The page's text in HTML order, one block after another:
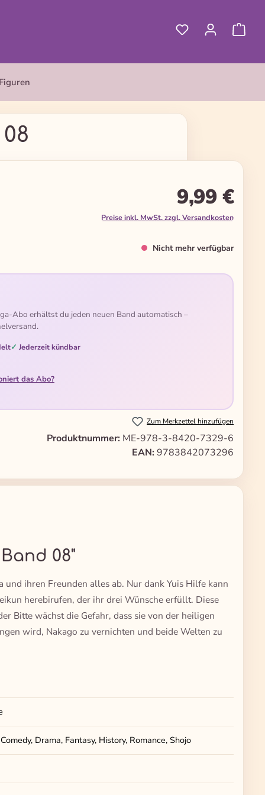
9,99 €
Preise inkl. MwSt. zzgl. Versandkosten
Nicht mehr verfügbar
Abo erhältst du jeden neuen Band automatisch –
Jederzeit kündbar
das Abo?
Zum Merkzettel hinzufügen
Produktnummer: ME-978-3-8420-7329-6
EAN: 9783842073296
08"
ihren Freunden alles ab. Nur dank Yuis Hilfe kann
herebirufen, der ihr drei Wünsche erfüllt. Diese
Bitte wächst die Gefahr, dass sie von der heiligen
wird, Nakago zu vernichten und beide Welten zu
Drama, Fantasy, History, Romance, Shojo